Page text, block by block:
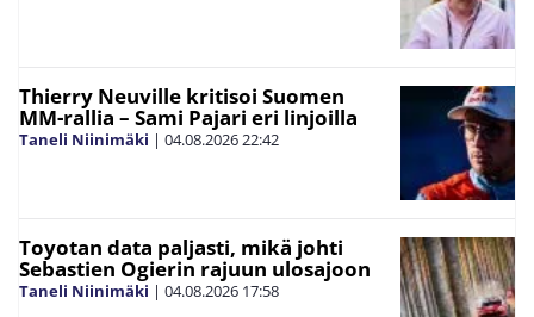
Thierry Neuville kritisoi Suomen
MM-rallia – Sami Pajari eri linjoilla
Taneli Niinimäki | 04.08.202622:42
Toyotan data paljasti, mikä johti
Sebastien Ogierin rajuun ulosajoon
Taneli Niinimäki | 04.08.2026 17:58